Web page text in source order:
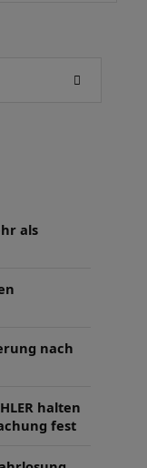
als
nach
halten
fest